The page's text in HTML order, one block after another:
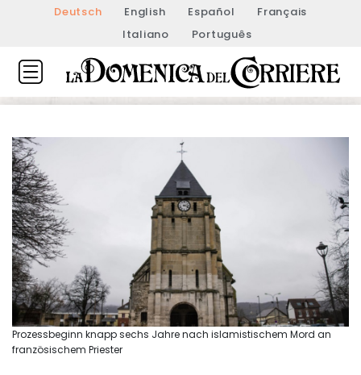
Deutsch English Español
Français
Italiano
Português
Prozessbeginn knapp sechs Jahre nach islamistischem Mord an
französischem Priester